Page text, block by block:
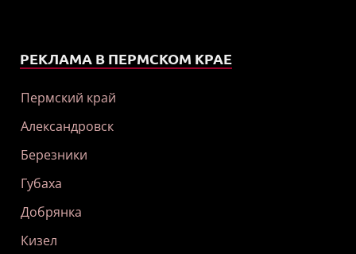
РЕКЛАМА В ПЕРМСКОМ КРАЕ
Пермский край
Александровск
Березники
Губаха
Добрянка
Кизел